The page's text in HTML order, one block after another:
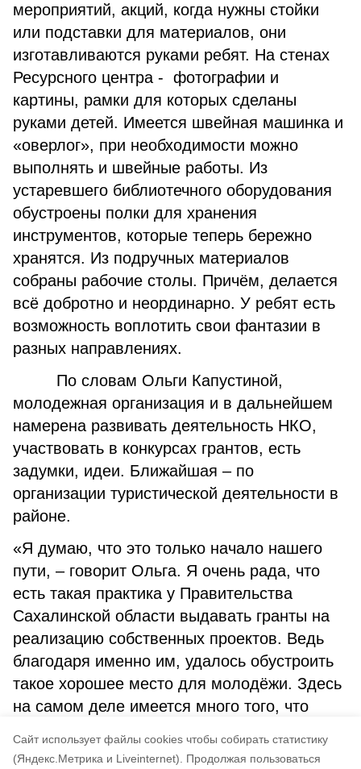
Cайт использует файлы cookies чтобы собирать статистику
(Яндекс.Метрика и Liveinternet).
Продолжая пользоваться
мероприятий, акций, когда нужны стойки
или подставки для материалов, они
изготавливаются руками ребят. На стенах
Ресурсного центра - фотографии и
картины, рамки для которых сделаны
руками детей. Имеется швейная машинка и
«оверлог», при необходимости можно
выполнять и швейные работы. Из
устаревшего библиотечного оборудования
обустроены полки для хранения
инструментов, которые теперь бережно
хранятся. Из подручных материалов
собраны рабочие столы. Причём, делается
всё добротно и неординарно. У ребят есть
возможность воплотить свои фантазии в
разных направлениях.
По словам Ольги Капустиной,
молодежная организация и в дальнейшем
намерена развивать деятельность НКО,
участвовать в конкурсах грантов, есть
задумки, идеи. Ближайшая – по
организации туристической деятельности в
районе.
«Я думаю, что это только начало нашего
пути, – говорит Ольга. Я очень рада, что
есть такая практика у Правительства
Сахалинской области выдавать гранты на
реализацию собственных проектов. Ведь
благодаря именно им, удалось обустроить
такое хорошее место для молодёжи. Здесь
на самом деле имеется много того, что
людям».